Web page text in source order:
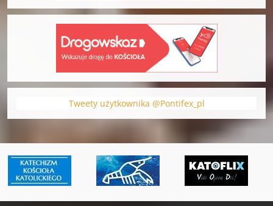
Tweety użytkownika @Pontifex_pl